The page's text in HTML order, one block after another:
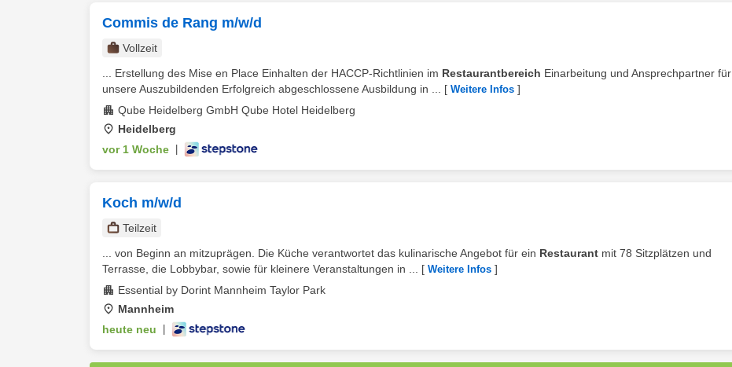
Commis de Rang m/w/d
Vollzeit
... Erstellung des Mise en Place Einhalten der HACCP-Richtlinien im Restaurantbereich Einarbeitung und Ansprechpartner für
unsere Auszubildenden Erfolgreich abgeschlossene Ausbildung in ...
[ Weitere Infos ]
Qube Heidelberg GmbH Qube Hotel Heidelberg
Heidelberg
vor 1 Woche
Koch m/w/d
Teilzeit
... von Beginn an mitzuprägen. Die Küche verantwortet das kulinarische Angebot für ein Restaurant mit 78 Sitzplätzen und
Terrasse, die Lobbybar, sowie für kleinere Veranstaltungen in ...
[ Weitere Infos ]
Essential by Dorint Mannheim Taylor Park
Mannheim
heute neu